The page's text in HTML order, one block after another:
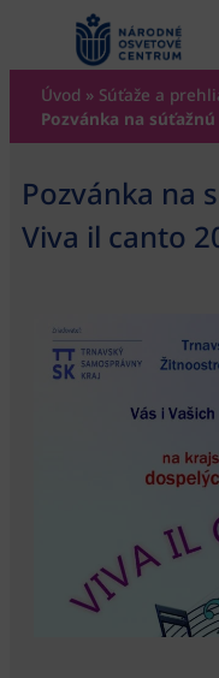
content
Úvod » Súťaže a
Pozvánka na
Pozvánka na
Viva il canto